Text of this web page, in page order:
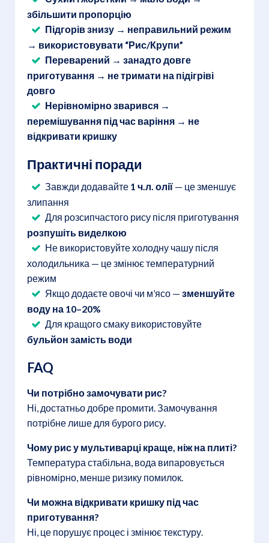
збільшити пропорцію
Підгорів знизу → неправильний режим
→ використовувати “Рис/Крупи”
Переварений → занадто довге
приготування → не тримати на підігріві
довго
Нерівномірно зварився →
перемішування під час варіння → не
відкривати кришку
Практичні поради
Завжди додавайте 1 ч.л. олії — це зменшує
злипання
Для розсипчастого рису після приготування
розпушіть виделкою
Не використовуйте холодну чашу після
холодильника — це змінює температурний
режим
Якщо додаєте овочі чи м’ясо — зменшуйте
воду на 10–20%
Для кращого смаку використовуйте
бульйон замість води
FAQ
Чи потрібно замочувати рис?
Ні, достатньо добре промити. Замочування
потрібне лише для бурого рису.
Чому рис у мультиварці краще, ніж на плиті?
Температура стабільна, вода випаровується
рівномірно, менше ризику помилок.
Чи можна відкривати кришку під час
приготування?
Ні, це порушує процес і змінює текстуру.